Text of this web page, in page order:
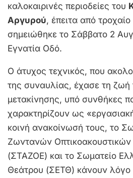
καλοκαιρινές περιοδείες του
Αργυρού, έπειτα από
σημειώθηκε το Σάββατο 2
Εγνατία Οδό.
Ο άτυχος τεχνικός, που
της συναυλίας, έχασε τη
μετακίνησης, υπό συνθήκες
χαρακτηρίζουν ως
κοινή ανακοίνωσή τους, το
Ζωντανών
(ΣΤΑΖΟΕ) και το Σωματείο
Θεάτρου (ΣΕΤΘ) κάνουν λόγο